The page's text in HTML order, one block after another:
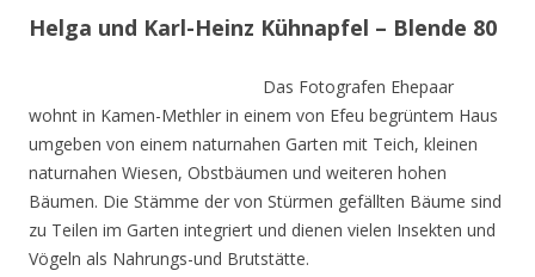
Helga und Karl-Heinz Kühnapfel – Blende 80
Das Fotografen Ehepaar
wohnt in Kamen-Methler in einem von Efeu begrüntem Haus
umgeben von einem naturnahen Garten mit Teich, kleinen
naturnahen Wiesen, Obstbäumen und weiteren hohen
Bäumen. Die Stämme der von Stürmen gefällten Bäume sind
zu Teilen im Garten integriert und dienen vielen Insekten und
Vögeln als Nahrungs-und Brutstätte.